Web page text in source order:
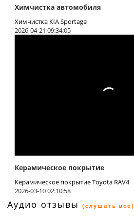
Химчистка автомобиля
Химчистка KIA Sportage
2026-04-21 09:34:05
Керамическое покрытие
Керамическое покрытие Toyota RAV4
2026-03-10 02:10:58
Аудио отзывы (слушать все)